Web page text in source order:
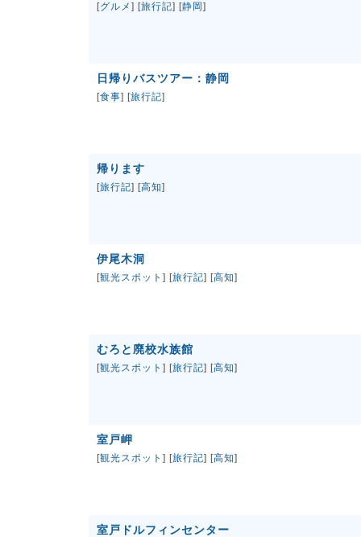
[グルメ ] [旅行記] [静岡 ]
日帰りバスツアー：静岡
[食事] [旅行記]
帰ります
[旅行記] [高知]
伊尾木洞
[観光スポット ] [旅行記] [高知]
むろと廃校水族館
[観光スポット ] [旅行記] [高知]
室戸岬
[観光スポット ] [旅行記] [高知]
室戸ドルフィンセンター